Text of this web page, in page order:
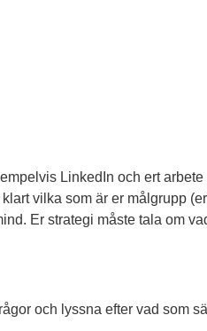
LinkedIn och ert
vilka som är er målgrupp
Er strategi måste tala om
och lyssna efter vad som